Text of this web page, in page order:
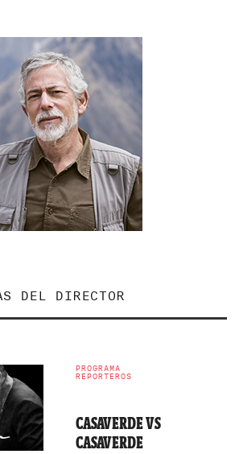
DEL DIRECTOR
PROGRAMA
REPORTEROS
CASAVERDE VS
CASAVERDE